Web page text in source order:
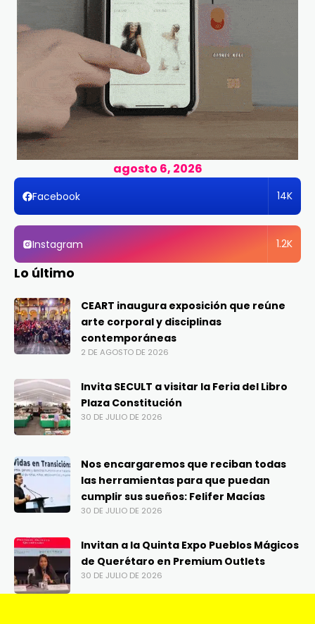
agosto 6, 2026
Facebook 14K
Instagram 1.2K
Lo último
CEART inaugura exposición que reúne
arte corporal y disciplinas
contemporáneas
2 DE AGOSTO DE 2026
Invita SECULT a visitar la Feria del Libro
Plaza Constitución
30 DE JULIO DE 2026
Nos encargaremos que reciban todas
las herramientas para que puedan
cumplir sus sueños: Felifer Macías
30 DE JULIO DE 2026
Invitan a la Quinta Expo Pueblos Mágicos
de Querétaro en Premium Outlets
30 DE JULIO DE 2026